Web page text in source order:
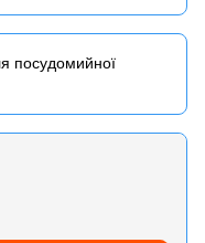
посудомийної